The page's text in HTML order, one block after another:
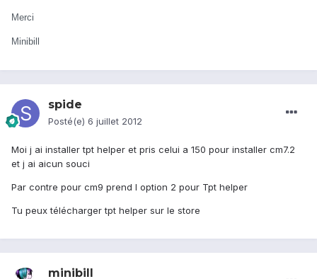
Merci
Minibill
spide
Posté(e) 6 juillet 2012
Moi j ai installer tpt helper et pris celui a 150 pour installer cm7.2
et j ai aicun souci
Par contre pour cm9 prend l option 2 pour Tpt helper
Tu peux télécharger tpt helper sur le store
minibill